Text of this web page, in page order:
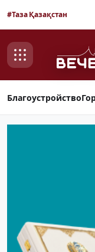
#Таза Қазақстан
Благоустройство